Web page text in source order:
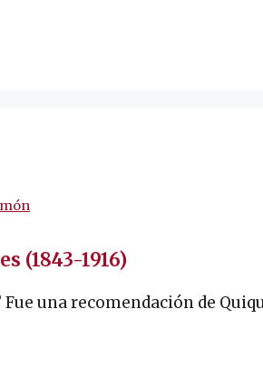
(1843-1916)
Fue una recomendación de